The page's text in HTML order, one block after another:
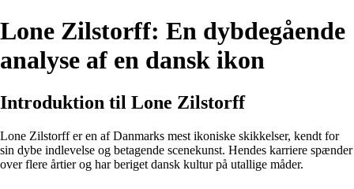
Lone Zilstorff: En dybdegående
analyse af en dansk ikon
Introduktion til Lone Zilstorff
Lone Zilstorff er en af Danmarks mest ikoniske skikkelser, kendt for
sin dybe indlevelse og betagende scenekunst. Hendes karriere spænder
over flere årtier og har beriget dansk kultur på utallige måder.